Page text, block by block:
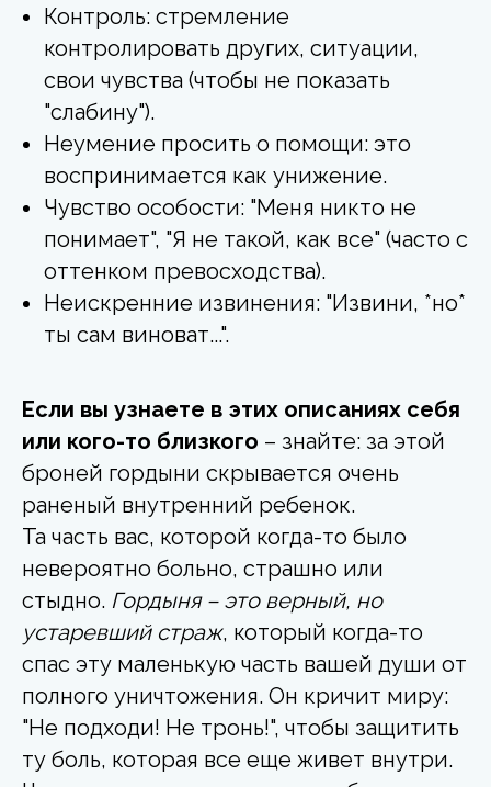
Контроль: стремление
контролировать других, ситуации,
свои чувства (чтобы не показать
"слабину").
Неумение просить о помощи: это
воспринимается как унижение.
Чувство особости: "Меня никто не
понимает", "Я не такой, как все" (часто с
оттенком превосходства).
Неискренние извинения: "Извини, *но*
ты сам виноват...".
Если вы узнаете в этих описаниях себя
или кого-то близкого – знайте: за этой
броней гордыни скрывается очень
раненый внутренний ребенок.
Та часть вас, которой когда-то было
невероятно больно, страшно или
стыдно. Гордыня – это верный, но
устаревший страж, который когда-то
спас эту маленькую часть вашей души от
полного уничтожения. Он кричит миру:
"Не подходи! Не тронь!", чтобы защитить
ту боль, которая все еще живет внутри.